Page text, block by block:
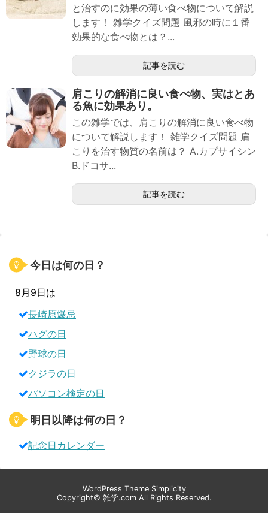
と治すのに効果の薄い食べ物について解説
します！ 雑学クイズ問題 風邪の時に１番
効果的な食べ物とは？...
記事を読む
肩こりの解消に良い食べ物、実はとあ
る魚に効果あり。
この雑学では、肩こりの解消に良い食べ物
について解説します！ 雑学クイズ問題 肩
こりを治す物質の名前は？ A.カプサイシン
B.ドコサ...
記事を読む
今日は何の日？
8月9日は
長崎原爆忌
ハグの日
野球の日
クジラの日
パソコン検定の日
明日以降は何の日？
記念日カレンダー
WordPress Theme Simplicity
Copyright© 雑学.comAll Rights Reserved.